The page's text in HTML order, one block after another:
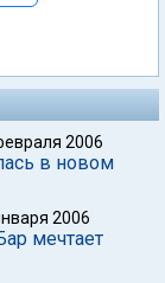
2006
в новом
2006
мечтает